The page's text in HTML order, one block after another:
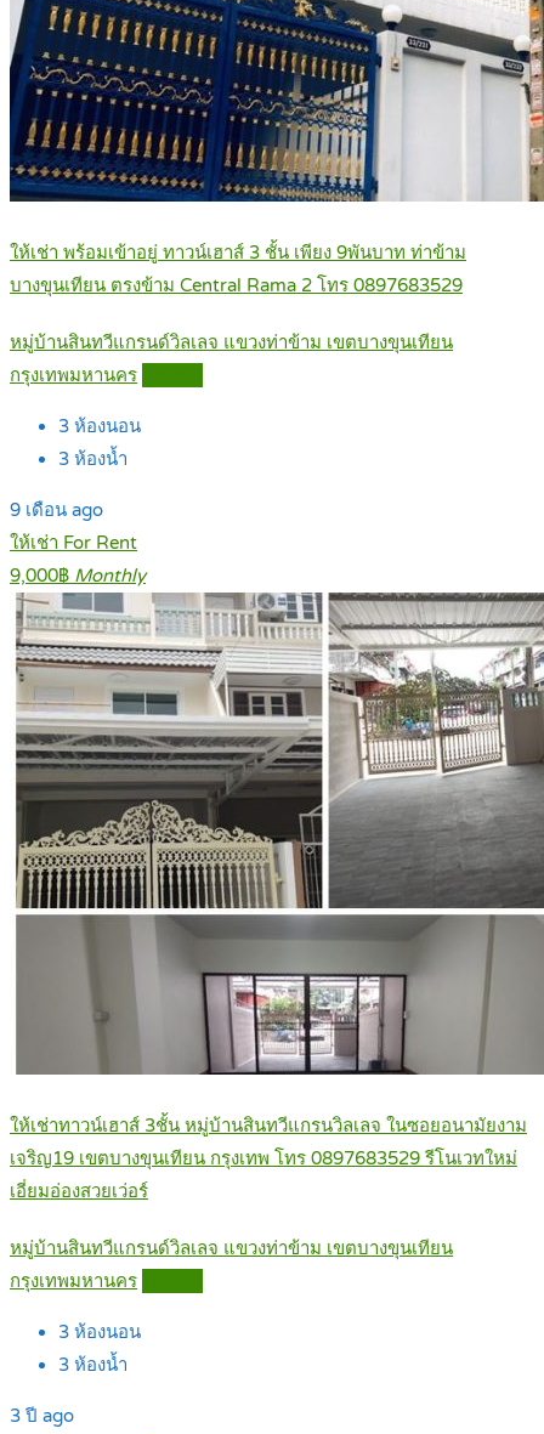
ให้เช่า พร้อมเข้าอยู่ ทาวน์เฮาส์ 3 ชั้น เพียง 9พันบาท ท่าข้าม
บางขุนเทียน ตรงข้าม Central Rama 2 โทร 0897683529
หมู่บ้านสินทวีแกรนด์วิลเลจ แขวงท่าข้าม เขตบางขุนเทียน
กรุงเทพมหานคร
3 ห้องนอน
3 ห้องน้ำ
9 เดือน ago
ให้เช่า For Rent
9,000฿ Monthly
ให้เช่าทาวน์เฮาส์ 3ชั้น หมู่บ้านสินทวีแกรนวิลเลจ ในซอยอนามัยงาม
เจริญ19 เขตบางขุนเทียน กรุงเทพ โทร 0897683529 รีโนเวทใหม่
เอี่ยมอ่องสวยเว่อร์
หมู่บ้านสินทวีแกรนด์วิลเลจ แขวงท่าข้าม เขตบางขุนเทียน
กรุงเทพมหานคร
3 ห้องนอน
3 ห้องน้ำ
3 ปี ago